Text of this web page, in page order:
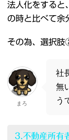
法人化をすると
の時と比べて余
その為、選択
まろ
社
無
う
3.不動産所有